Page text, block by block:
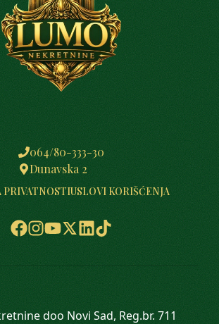
064/80-333-30
Dunavska 2
USLOVI KORIŠĆENJA
doo Novi Sad, Reg.br. 711